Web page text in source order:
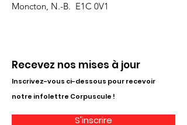
Moncton, N.-B. E1C 0V1
Recevez nos mises à jour
Inscrivez-vous ci-dessous pour recevoir
notre infolettre Corpuscule !
S'inscrire